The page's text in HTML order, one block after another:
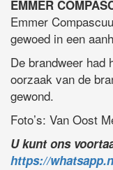
EMMER
Emmer
gewoed in een
De brandweer had
oorzaak van de
gewond.
Foto’s: Van Oost
U kunt ons
https://